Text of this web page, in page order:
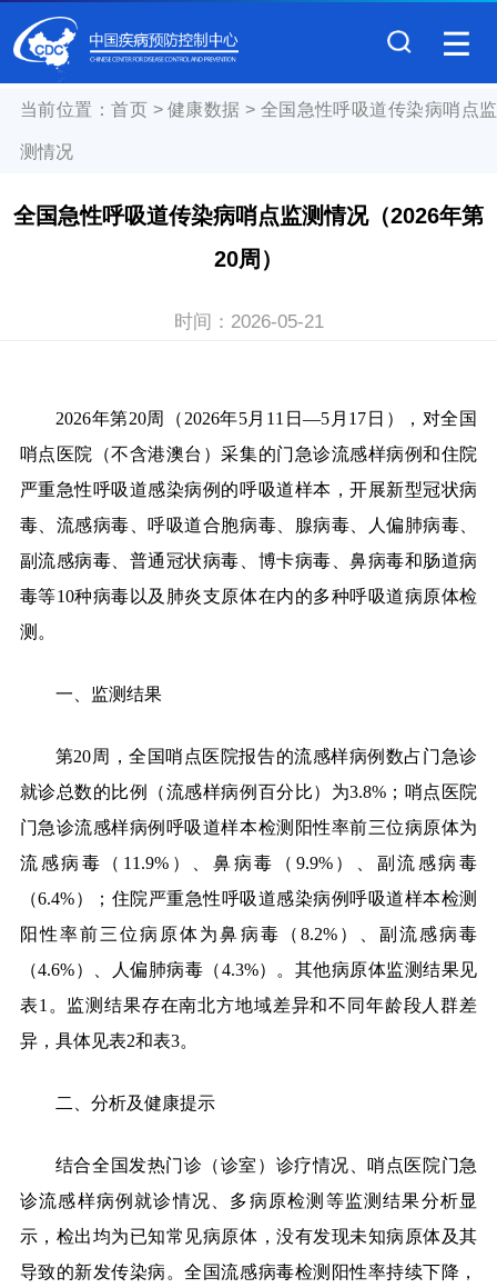
当前位置：首页 > 健康数据 > 全国急性呼吸道传染病哨点监
测情况
全国急性呼吸道传染病哨点监测情况（2026年第
20周）
时间： 2026-05-21
2026年第20周（2026年5月11日—5月17日），对全国
哨点医院（不含港澳台）采集的门急诊流感样病例和住院
严重急性呼吸道感染病例的呼吸道样本，开展新型冠状病
毒、流感病毒、呼吸道合胞病毒、腺病毒、人偏肺病毒、
副流感病毒、普通冠状病毒、博卡病毒、鼻病毒和肠道病
毒等10种病毒以及肺炎支原体在内的多种呼吸道病原体检
测。
一、监测结果
第20周，全国哨点医院报告的流感样病例数占门急诊
就诊总数的比例（流感样病例百分比）为3.8%；哨点医院
门急诊流感样病例呼吸道样本检测阳性率前三位病原体为
流感病毒（11.9%）、鼻病毒（9.9%）、副流感病毒
（6.4%）；住院严重急性呼吸道感染病例呼吸道样本检测
阳性率前三位病原体为鼻病毒（8.2%）、副流感病毒
（4.6%）、人偏肺病毒（4.3%）。其他病原体监测结果见
表1。监测结果存在南北方地域差异和不同年龄段人群差
异，具体见表2和表3。
二、分析及健康提示
结合全国发热门诊（诊室）诊疗情况、哨点医院门急
诊流感样病例就诊情况、多病原检测等监测结果分析显
示，检出均为已知常见病原体，没有发现未知病原体及其
导致的新发传染病。全国流感病毒检测阳性率持续下降，